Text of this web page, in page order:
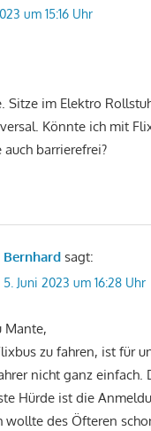
um 15:16 Uhr
Sitze im Elektro
Könnte ich mit
barrierefrei?
Bernhard sagt:
5. Juni 2023 um 16:28 Uhr
Mante,
zu fahren, ist für
nicht ganz einfach.
Hürde ist die
wollte des Öfteren